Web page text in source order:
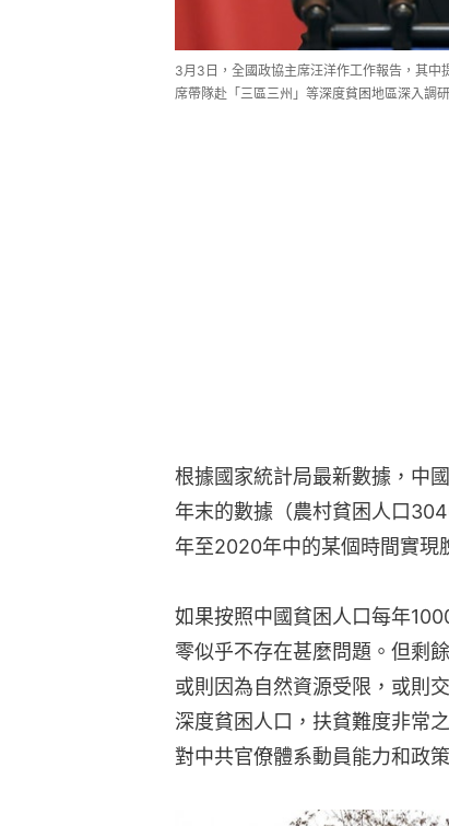
3月3日，全國政協主席汪洋作工作報告，其中
席帶隊赴「三區三州」等深度貧困地區深入調
根據國家統計局最新數據，中
年末的數據（農村貧困人口
年至2020年中的某個時間實現
如果按照中國貧困人口每年
零似乎不存在甚麼問題。但剩
或則因為自然資源受限，或則
深度貧困人口，扶貧難度非常
對中共官僚體系動員能力和政